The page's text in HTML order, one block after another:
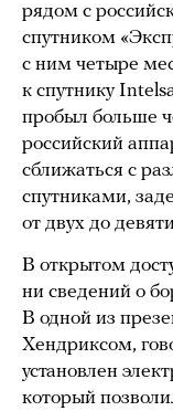
рядом с
спутником
с ним четыре
к спутнику
пробыл больше
российский
сближаться с
спутниками,
от двух до
В открытом
ни сведений о
В одной из
Хендриксом,
установлен
который